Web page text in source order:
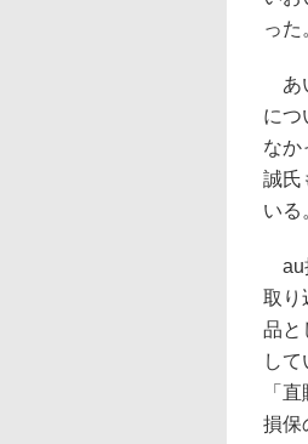
った
あ
につ
なか
誠氏
いる
au
取り
品と
し
「
損保